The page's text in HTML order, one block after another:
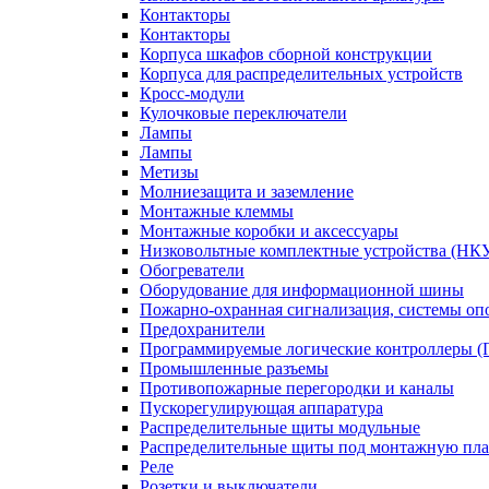
Контакторы
Контакторы
Корпуса шкафов сборной конструкции
Корпуса для распределительных устройств
Кросс-модули
Кулочковые переключатели
Лампы
Лампы
Метизы
Молниезащита и заземление
Монтажные клеммы
Монтажные коробки и аксессуары
Низковольтные комплектные устройства
Обогреватели
Оборудование для информационной шины
Пожарно-охранная сигнализация, системы
Предохранители
Программируемые логические контроллеры
Промышленные разъемы
Противопожарные перегородки и каналы
Пускорегулирующая аппаратура
Распределительные щиты модульные
Распределительные щиты под монтажную
Реле